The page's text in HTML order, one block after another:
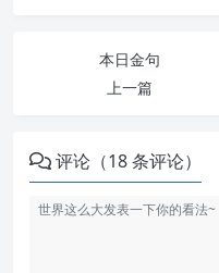
本日金句
上一篇
评论（18 条评论）